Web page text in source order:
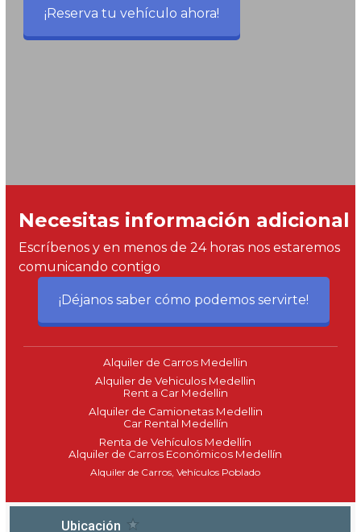
¡Reserva tu vehículo ahora!
Necesitas información adicional
Escríbenos y en menos de 24 horas nos estaremos
comunicando contigo
¡Déjanos saber cómo podemos servirte!
Alquiler de Carros Medellin
Alquiler de Vehiculos Medellin
Rent a Car Medellin
Alquiler de Camionetas Medellin
Car Rental Medellín
Renta de Vehículos Medellín
Alquiler de Carros Económicos Medellín
Alquiler de Carros, Vehículos Poblado